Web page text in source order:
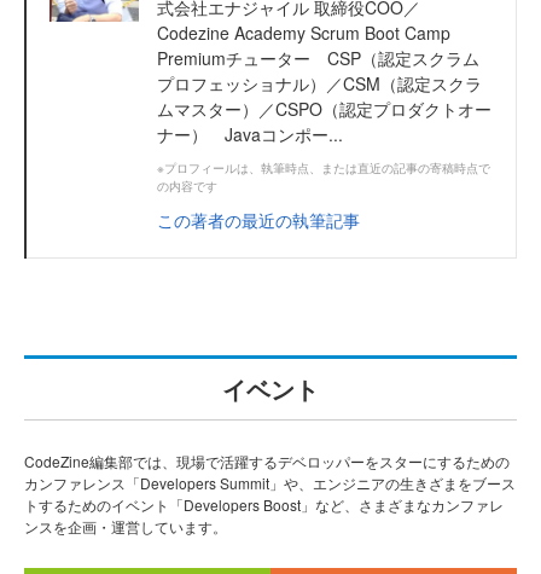
式会社エナジャイル 取締役COO／
Codezine Academy Scrum Boot Camp
Premiumチューター CSP（認定スクラム
プロフェッショナル）／CSM（認定スクラ
ムマスター）／CSPO（認定プロダクトオー
ナー） Javaコンポー...
※プロフィールは、執筆時点、または直近の記事の寄稿時点で
の内容です
この著者の最近の執筆記事
イベント
CodeZine編集部では、現場で活躍するデベロッパーをスターにするための
カンファレンス「Developers Summit」や、エンジニアの生きざまをブース
トするためのイベント「Developers Boost」など、さまざまなカンファレ
ンスを企画・運営しています。